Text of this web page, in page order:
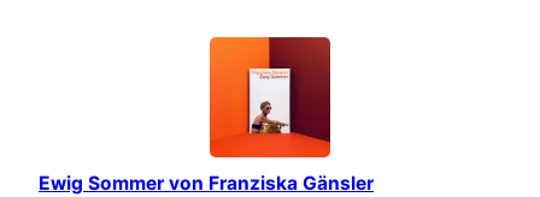
Ewig Sommer von Franziska Gänsler